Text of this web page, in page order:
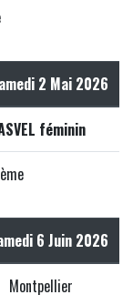
2 Mai 2026
féminin
6 Juin 2026
Montpellier